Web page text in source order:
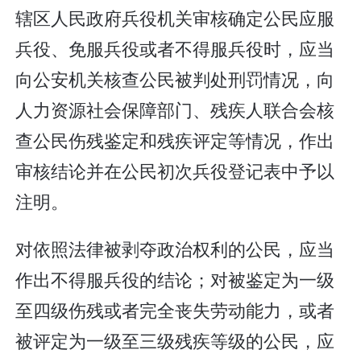
辖区人民政府兵役机关审核确定公民应服
兵役、免服兵役或者不得服兵役时，应当
向公安机关核查公民被判处刑罚情况，向
人力资源社会保障部门、残疾人联合会核
查公民伤残鉴定和残疾评定等情况，作出
审核结论并在公民初次兵役登记表中予以
注明。
对依照法律被剥夺政治权利的公民，应当
作出不得服兵役的结论；对被鉴定为一级
至四级伤残或者完全丧失劳动能力，或者
被评定为一级至三级残疾等级的公民，应